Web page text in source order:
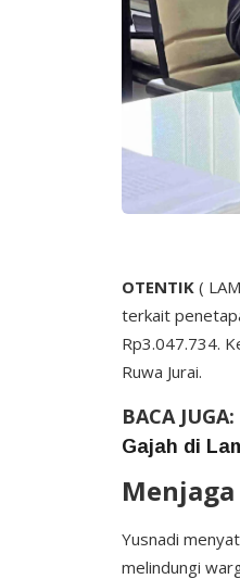
OTENTIK (
terkait
Rp3.047.734.
Ruwa Jurai.
BACA JUGA:
Gajah di
Yusnadi
melindungi